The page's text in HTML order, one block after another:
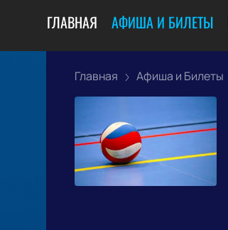
ГЛАВНАЯ АФИША И БИЛЕТЫ
Главная Афиша и Билеты